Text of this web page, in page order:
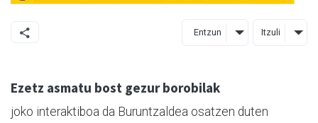
Entzun Itzuli
Ezetz asmatu bost gezur borobilak
joko interaktiboa da Buruntzaldea osatzen duten